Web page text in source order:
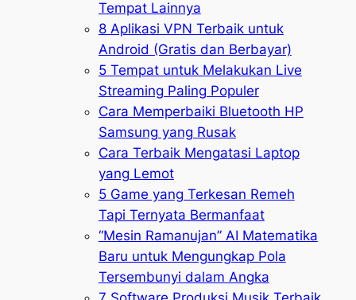
Tempat Lainnya
8 Aplikasi VPN Terbaik untuk
Android (Gratis dan Berbayar)
5 Tempat untuk Melakukan Live
Streaming Paling Populer
Cara Memperbaiki Bluetooth HP
Samsung yang Rusak
Cara Terbaik Mengatasi Laptop
yang Lemot
5 Game yang Terkesan Remeh
Tapi Ternyata Bermanfaat
“Mesin Ramanujan” AI Matematika
Baru untuk Mengungkap Pola
Tersembunyi dalam Angka